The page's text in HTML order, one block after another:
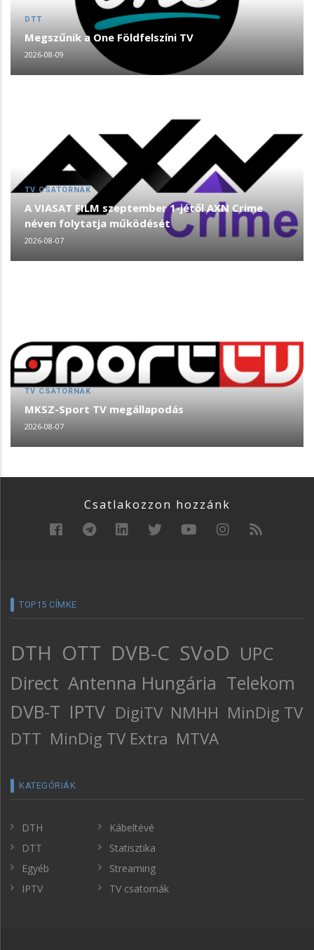
DTT
Megszűnik a One Földfelszíni TV
2026-08-09
TV CSATORNÁK
A VIASAT FILM szeptember 1-jétől AXN Crime
néven folytatja működését
2026-08-07
TV CSATORNÁK
MKSZ-Sport TV megállapodás
2026-08-07
Csatlakozzon hozzánk
TOP15 CÍMKE
DTH OTT DVB-C SVoD UPC
Direct Antenna Hungária Telekom
DVB-T IPTV DigiTV NMHH MinDig TV
DTT MinDig TV Extra MTVA
KATEGÓRIÁK
DTH
DTT
Egyéb
IPTV
Kábeltévé
Statisztika
Streaming
TV csatornák